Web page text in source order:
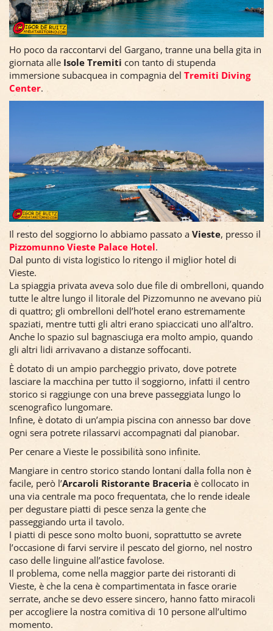
Ho poco da raccontarvi del Gargano, tranne una bella gita in
giornata alle Isole Tremiti con tanto di stupenda
immersione subacquea in compagnia del Tremiti Diving
Center.
Il resto del soggiorno lo abbiamo passato a Vieste, presso il
Pizzomunno Vieste Palace Hotel.
Dal punto di vista logistico lo ritengo il miglior hotel di
Vieste.
La spiaggia privata aveva solo due file di ombrelloni, quando
tutte le altre lungo il litorale del Pizzomunno ne avevano più
di quattro; gli ombrelloni dell’hotel erano estremamente
spaziati, mentre tutti gli altri erano spiaccicati uno all’altro.
Anche lo spazio sul bagnasciuga era molto ampio, quando
gli altri lidi arrivavano a distanze soffocanti.
È dotato di un ampio parcheggio privato, dove potrete
lasciare la macchina per tutto il soggiorno, infatti il centro
storico si raggiunge con una breve passeggiata lungo lo
scenografico lungomare.
Infine, è dotato di un’ampia piscina con annesso bar dove
ogni sera potrete rilassarvi accompagnati dal pianobar.
Per cenare a Vieste le possibilità sono infinite.
Mangiare in centro storico stando lontani dalla folla non è
facile, però l’Arcaroli Ristorante Braceria è collocato in
una via centrale ma poco frequentata, che lo rende ideale
per degustare piatti di pesce senza la gente che
passeggiando urta il tavolo.
I piatti di pesce sono molto buoni, soprattutto se avrete
l’occasione di farvi servire il pescato del giorno, nel nostro
caso delle linguine all’astice favolose.
Il problema, come nella maggior parte dei ristoranti di
Vieste, è che la cena è compartimentata in fasce orarie
serrate, anche se devo essere sincero, hanno fatto miracoli
per accogliere la nostra comitiva di 10 persone all’ultimo
momento.